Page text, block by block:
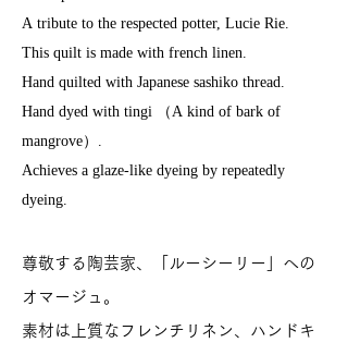
A tribute to the respected potter, Lucie Rie.
This quilt is made with french linen.
Hand quilted with Japanese sashiko thread.
Hand dyed with tingi （A kind of bark of
mangrove）.
Achieves a glaze-like dyeing by repeatedly
dyeing.
尊敬する陶芸家、「ルーシーリー」への
オマージュ。
素材は上質なフレンチリネン、ハンドキ